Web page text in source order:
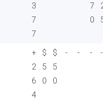
3
7
7
7
0
2
5
+
2
6
4
$
5
0
$
5
0
- - - -